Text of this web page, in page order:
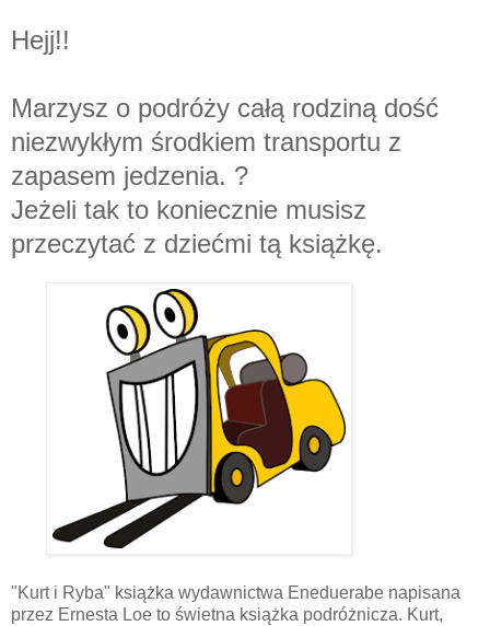
Hejj!!
Marzysz o podróży całą rodziną dość
niezwykłym środkiem transportu z
zapasem jedzenia. ?
Jeżeli tak to koniecznie musisz
przeczytać z dziećmi tą książkę.
"Kurt i Ryba" książka wydawnictwa Eneduerabe napisana
przez Ernesta Loe to świetna książka podróżnicza. Kurt,